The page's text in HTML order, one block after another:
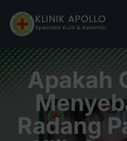
content
BERANDA
TENTANG KAMI
LAYANAN KAMI
Apakah
Radang